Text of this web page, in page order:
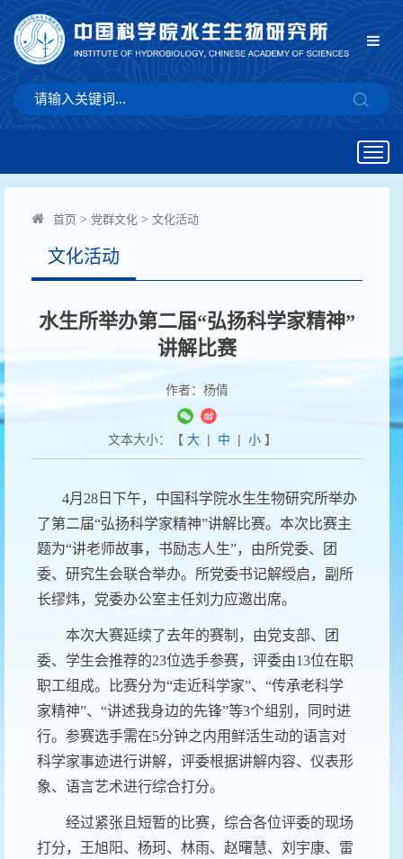
首页 > 党群文化 > 文化活动
文化活动
水生所举办第二届“弘扬科学家精神”
讲解比赛
作者：杨倩
文本大小：【 大| 中 | 小】
4月 28 日下午，中国科学院水生生物研究所举办
了第二届“弘扬科学家精神”讲解比赛。本次比赛主
题为“讲老师故事，书励志人生”， 由所党委、团
委、研究生会联合举办。所党委书记解绶启，副所
长缪炜，党委办公室主任刘力应邀出席。
本次大赛延续了去年的赛制，由党支部、团
委、学生会推荐的23位选手参赛，评委由13位在职
职工组成。比赛分为“走近科学家”、“传承老科学
家精神”、“讲述我身边的先锋”等3个组别，同时进
行。参赛选手需在5分钟之内用鲜活生动的语言对
科学家事迹进行讲解， 评委根据讲解内容、仪表形
象、语言艺术进行综合打分。
经过紧张且短暂的比赛，综合各位评委的现场
打分，王旭阳、杨珂、林雨、赵曙慧、刘宇康、雷